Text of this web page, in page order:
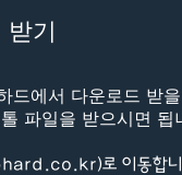
드에서 다운로드 받
파일을 받으시면 됩
)로 이동합
기